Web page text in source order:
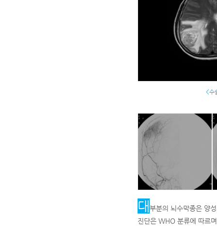
<수
대 부분의 뇌수막종은 양
진단은 WHO 분류에 따르